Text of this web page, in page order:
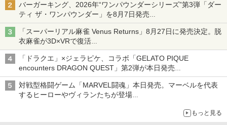
バーガーキング、2026年“ワンパウンダーシリーズ”第3弾「ダー
ティ ザ・ワンパウンダー」を8月7日発売
「特製ガーリックマヨソース」を使用した超大型チーズバーガー
「スーパーリアル麻雀 Venus Returns」8月27日に発売決定。脱
衣麻雀が3D×VRで復活
発売から2週間は20%オフになるセールが実施
「ドラクエ」×ジェラピケ、コラボ「GELATO PIQUE
encounters DRAGON QUEST」第2弾が本日発売
アイスカップに入ったスライムやわたぼう、ベビーサタンなどが
オリジナルアートで登場
対戦型格闘ゲーム「MARVEL闘魂」本日発売。マーベルを代表
するヒーローやヴィランたちが登場
もっと見る